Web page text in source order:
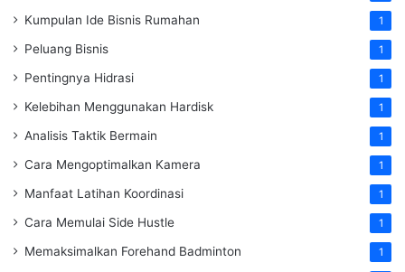
Kumpulan Ide Bisnis Rumahan 1
Peluang Bisnis 1
Pentingnya Hidrasi 1
Kelebihan Menggunakan Hardisk 1
Analisis Taktik Bermain 1
Cara Mengoptimalkan Kamera 1
Manfaat Latihan Koordinasi 1
Cara Memulai Side Hustle 1
Memaksimalkan Forehand Badminton 1